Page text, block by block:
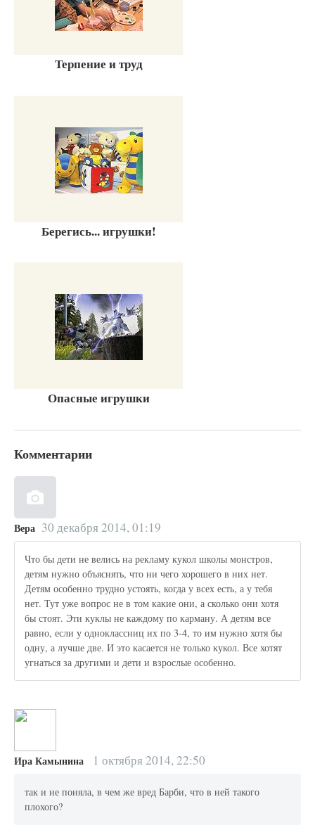
Терпение и труд
Берегись... игрушки!
Опасные игрушки
Комментарии
Вера 30 декабря 2014, 01:19
Что бы дети не велись на рекламу кукол школы монстров,
детям нужно объяснять, что ни чего хорошего в них нет.
Детям особенно трудно устоять, когда у всех есть, а у тебя
нет. Тут уже вопрос не в том какие они, а сколько они хотя
бы стоят. Эти куклы не каждому по карману. А детям все
равно, если у одноклассниц их по 3-4, то им нужно хотя бы
одну, а лучше две. И это касается не только кукол. Все хотят
угнаться за другими и дети и взрослые особенно.
Ира Камынина 1 октября 2014, 22:50
так и не поняла, в чем же вред Барби, что в ней такого
плохого?